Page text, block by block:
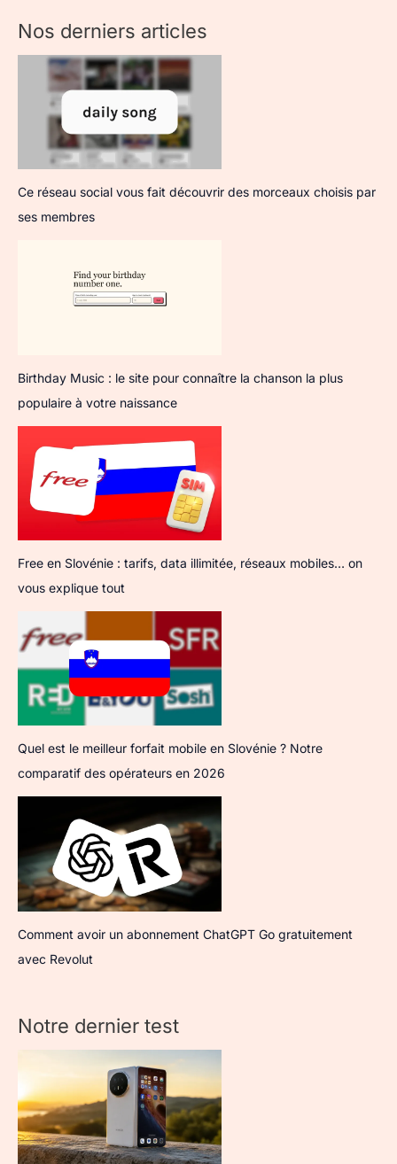
Nos derniers articles
Ce réseau social vous fait découvrir des morceaux choisis par
ses membres
Birthday Music : le site pour connaître la chanson la plus
populaire à votre naissance
Free en Slovénie : tarifs, data illimitée, réseaux mobiles… on
vous explique tout
Quel est le meilleur forfait mobile en Slovénie ? Notre
comparatif des opérateurs en 2026
Comment avoir un abonnement ChatGPT Go gratuitement
avec Revolut
Notre dernier test